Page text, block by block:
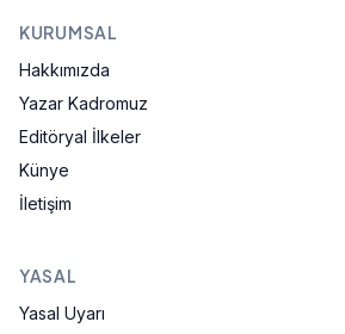
KURUMSAL
Hakkımızda
Yazar Kadromuz
Editöryal İlkeler
Künye
İletişim
YASAL
Yasal Uyarı